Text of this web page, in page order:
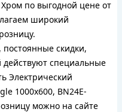
Хром по выгодной цене от
широкий
скидки,
действуют специальные
Электрический
1000x600, BN24E-
можно на сайте